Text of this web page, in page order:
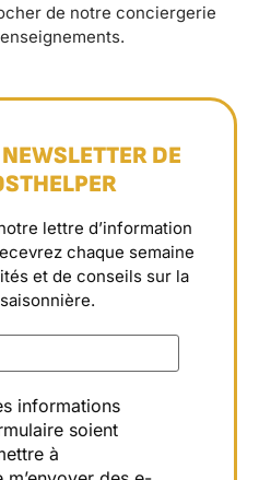
de notre conciergerie
DE
lettre d’information
chaque semaine
et de conseils sur la
informations
soient
à